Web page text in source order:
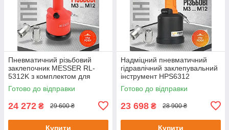
Пневматичний різьбовий
заклепочник MESSER RL-
5312K з комплектом для
встановлення заклепок
Готово до відправки
24 272 ₴ 29 600 ₴
Купити
Надміцний пневматичний
гідравлічний заклепувальний
інструмент HPS6312
Готово до відправки
23 698 ₴ 28 900 ₴
Купити